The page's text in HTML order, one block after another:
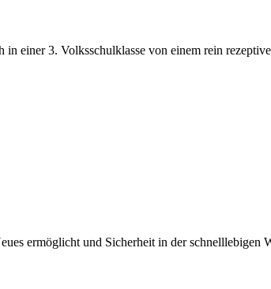
einer 3. Volksschulklasse von einem rein
ermöglicht und Sicherheit in der schnelllebigen